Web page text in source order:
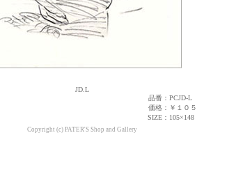
JD.L
品番： PCJD-L
価格： ￥１０５
SIZE： 105×148
Copyright (c) PATER'S Shop and Gallery